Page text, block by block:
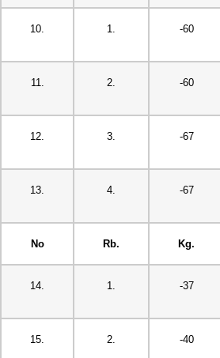
10. 1. -60
11. 2. -60
12. 3. -67
13. 4. -67
No Rb. Kg.
14. 1. -37
15. 2. -40